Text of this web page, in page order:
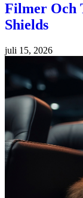
Filmer Och
Shields
juli 15, 2026